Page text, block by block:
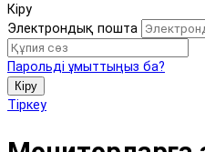
Кіру
Электрондық пошта
Парольді ұмыттыңыз ба?
Кіру
Тіркеу